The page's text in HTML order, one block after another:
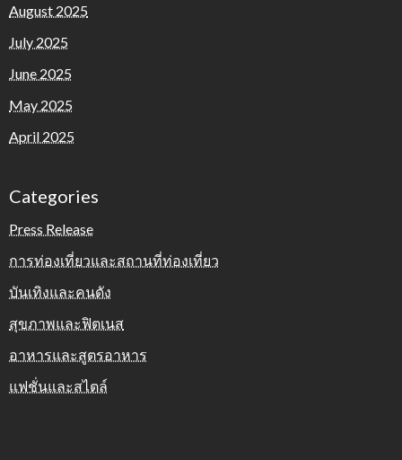
August 2025
July 2025
June 2025
May 2025
April 2025
Categories
Press Release
การท่องเที่ยวและสถานที่ท่องเที่ยว
บันเทิงและคนดัง
สุขภาพและฟิตเนส
อาหารและสูตรอาหาร
แฟชั่นและสไตล์